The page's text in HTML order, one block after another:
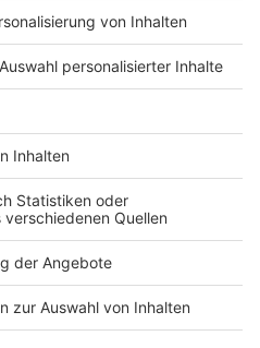
Kontakt
Studio-Hotline
Verkehrs-Hotline
Newsletter